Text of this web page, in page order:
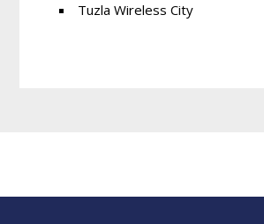
Tuzla Wireless City